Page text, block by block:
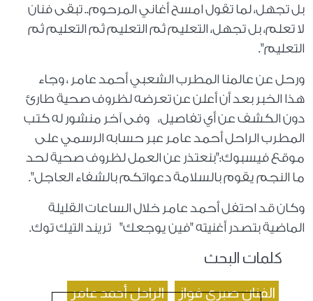
بل تجهل، لما تقول امسح أغاني المرحوم.. تبقى فنان
لا تعلم، بل تجهل، التعليم ثم التعليم ثم التعليم ثم
التعليم".
ورحل عن عالمنا المطرب الشعبي أحمد عامر ، وجاء
هذا الخبر بعد أن أعلن عن تعرضه لظروف صحية طارئ
دون الكشف عن أي تفاصيل، وفى آخر منشور له كتب
المطرب الراحل أحمد عامر عبر حسابه الرسمي على
موقع فيسبوك:"بنعتذر عن العمل لظروف صحية لحد
ما النجم يقوم بالسلامة دعواتكم بالشفاء العاجل".
وكان قد احتفل أحمد عامر خلال الساعات القليلة
الماضية بتصدر أغنيته "فين يوجعك" تريند التيك توك.
كلمات البحث
الفنان صبري فواز الراحل أحمد عامر